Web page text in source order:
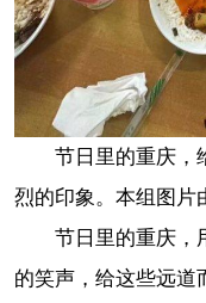
节日里的重庆，
烈的印象。本组图片
节日里的重庆，
的笑声，给这些远道